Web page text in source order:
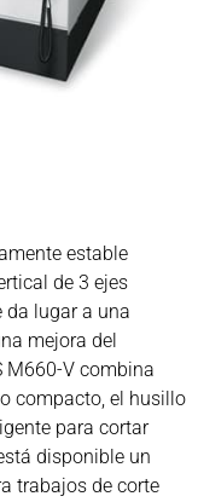
estable
de 3 ejes
da lugar a una
mejora del
M660-V combina
compacto, el husillo
para cortar
disponible un
trabajos de corte